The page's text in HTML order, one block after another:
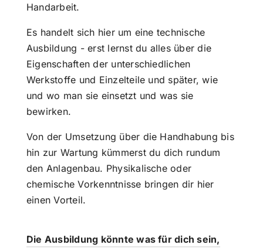
Handarbeit.
Es handelt sich hier um eine technische
Ausbildung - erst lernst du alles über die
Eigenschaften der unterschiedlichen
Werkstoffe und Einzelteile und später, wie
und wo man sie einsetzt und was sie
bewirken.
Von der Umsetzung über die Handhabung bis
hin zur Wartung kümmerst du dich rundum
den Anlagenbau. Physikalische oder
chemische Vorkenntnisse bringen dir hier
einen Vorteil.
Die Ausbildung könnte was für dich sein,